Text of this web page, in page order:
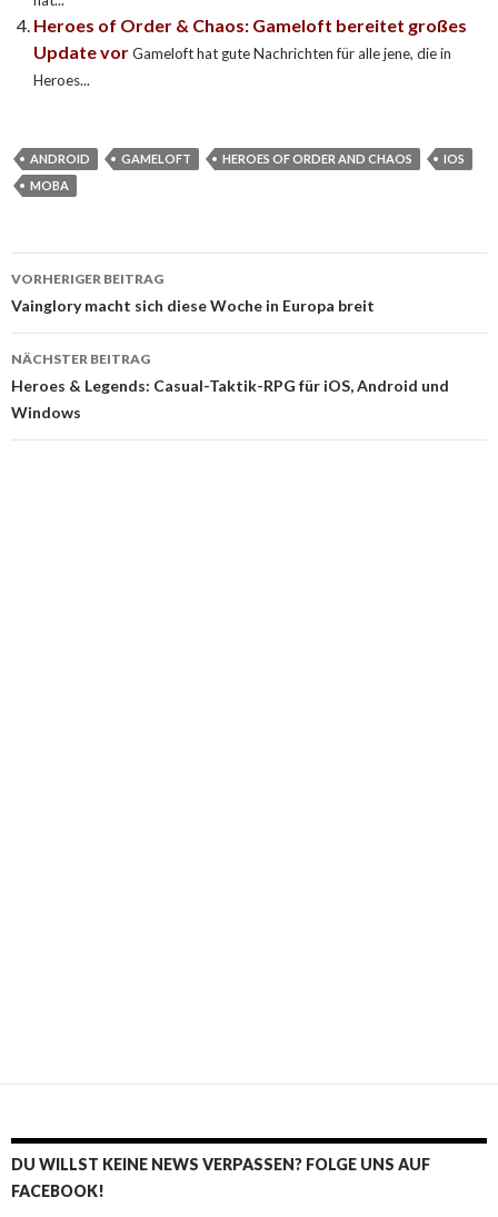
Heroes of Order & Chaos: Gameloft bereitet großes
Update vorGameloft hat gute Nachrichten für alle jene, die in
Heroes...
ANDROID GAMELOFT HEROES OF ORDER AND CHAOS
IOS
MOBA
Beitragsnavigation
VORHERIGER BEITRAG
Vainglory macht sich diese Woche in Europa breit
NÄCHSTER BEITRAG
Heroes & Legends: Casual-Taktik-RPG für iOS, Android und
Windows
DU WILLST KEINE NEWS VERPASSEN? FOLGE UNS AUF
FACEBOOK!